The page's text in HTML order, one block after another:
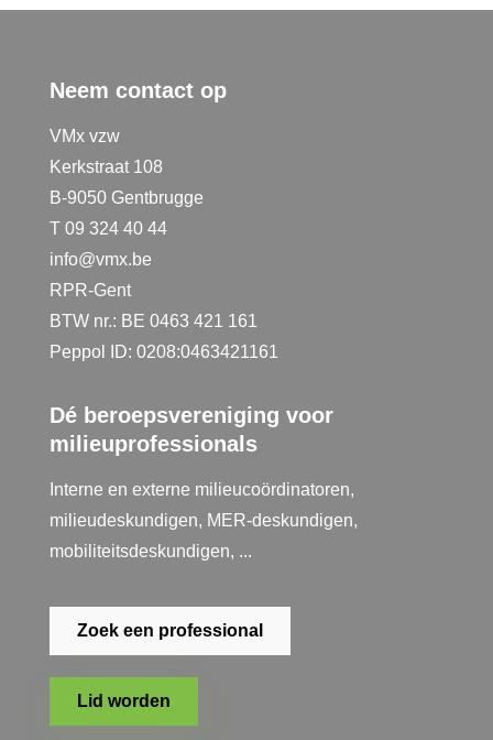
Neem contact op
VMx vzw
Kerkstraat 108
B-9050 Gentbrugge
T 09 324 40 44
info@vmx.be
RPR-Gent
BTW nr.: BE 0463 421 161
Peppol ID: 0208:0463421161
Dé beroepsvereniging voor
milieuprofessionals
Interne en externe milieucoördinatoren,
milieudeskundigen, MER-deskundigen,
mobiliteitsdeskundigen, ...
Zoek een professional
Lid worden